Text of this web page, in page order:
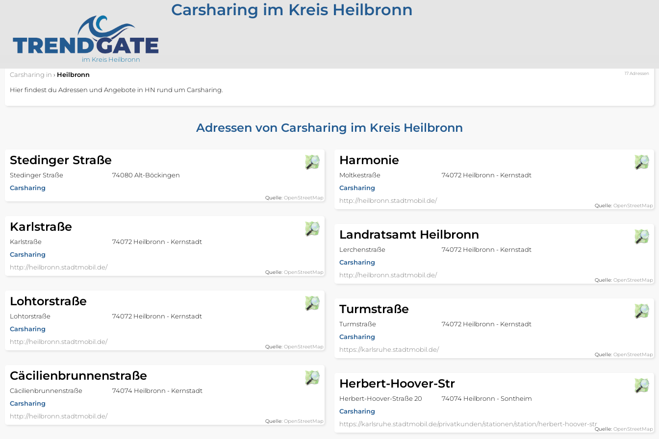
im Kreis Heilbronn
17 Adressen
Carsharing in › Heilbronn
Carsharing im Kreis Heilbronn
Hier findest du Adressen und Angebote in HN rund um Carsharing.
Adressen von Carsharing im Kreis Heilbronn
Stedinger Straße
Stedinger Straße
74080 Alt-Böckingen
Carsharing
Quelle:OpenStreetMap
Karlstraße
Karlstraße
74072 Heilbronn - Kernstadt
Carsharing
http://heilbronn.stadtmobil.de/
Quelle:OpenStreetMap
Lohtorstraße
Lohtorstraße
74072 Heilbronn - Kernstadt
Carsharing
http://heilbronn.stadtmobil.de/
Quelle:OpenStreetMap
Cäcilienbrunnenstraße
Cäcilienbrunnenstraße
74074 Heilbronn - Kernstadt
Carsharing
http://heilbronn.stadtmobil.de/
Quelle:OpenStreetMap
Harmonie
Moltkestraße
74072 Heilbronn - Kernstadt
Carsharing
http://heilbronn.stadtmobil.de/
Quelle: OpenStreetMap
Landratsamt Heilbronn
Lerchenstraße
74072 Heilbronn - Kernstadt
Carsharing
http://heilbronn.stadtmobil.de/
Quelle: OpenStreetMap
Turmstraße
Turmstraße
74072 Heilbronn - Kernstadt
Carsharing
https://karlsruhe.stadtmobil.de/
Quelle: OpenStreetMap
Herbert-Hoover-Str
Herbert-Hoover-Straße 20
74074 Heilbronn - Sontheim
Carsharing
https://karlsruhe.stadtmobil.de/privatkunden/stationen/station/herbert-hoover-str
Quelle: OpenStreetMap